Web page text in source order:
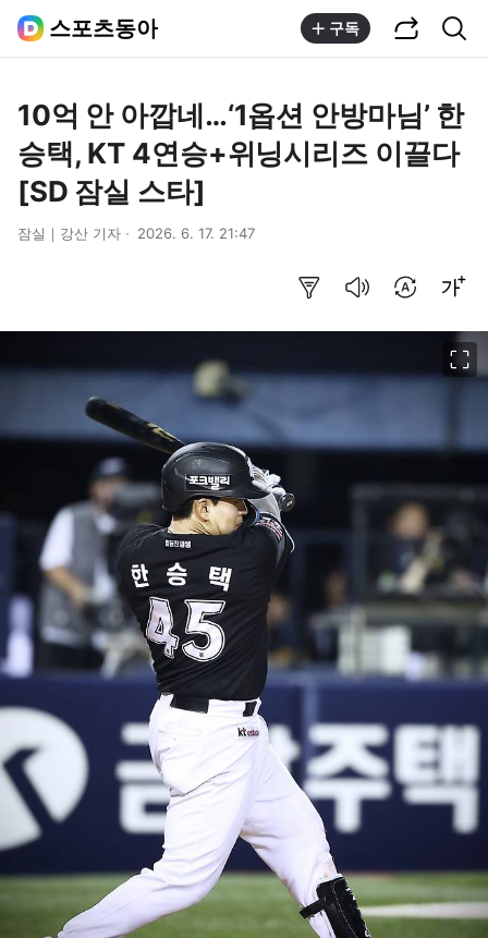
스포츠동아 구독
10억 안 아깝네…‘1옵션 안방마님’ 한
승택, KT 4연승+위닝시리즈 이끌다
[SD 잠실 스타]
잠실｜강산 기자 2026. 6. 17. 21:47